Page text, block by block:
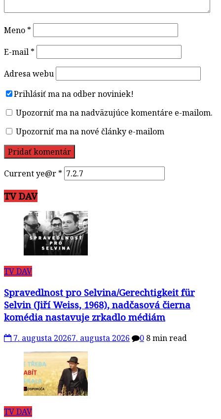
Meno *
E-mail *
Adresa webu
Prihlásiť ma na odber noviniek!
Upozorniť ma na nadväzujúce komentáre e-mailom.
Upozorniť ma na nové články e-mailom
Current ye@r *
TV DAV
TV DAV
Spravedlnost pro Selvina/Gerechtigkeit für
Selvin (Jiří Weiss, 1968), nadčasová čierna
komédia nastavuje zrkadlo médiám
7. augusta 20267. augusta 2026 0 8 min read
TV DAV